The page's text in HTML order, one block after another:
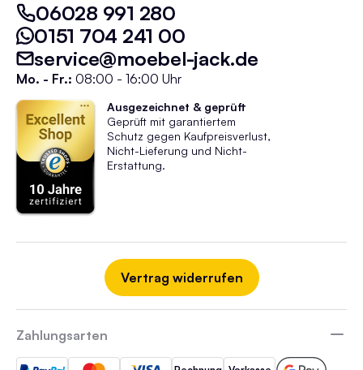
06028 991 280
0151 704 241 00
service@moebel-jack.de
Mo. - Fr.: 08:00 - 16:00 Uhr
Ausgezeichnet & geprüft
Geprüft mit garantiertem
Schutz gegen Kaufpreisverlust,
Nicht-Lieferung und Nicht-
Erstattung.
Vertrag widerrufen
Zahlungsarten